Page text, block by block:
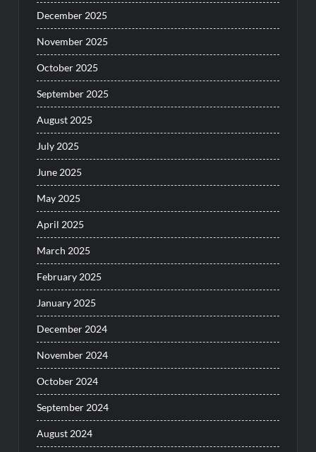
December 2025
November 2025
October 2025
September 2025
August 2025
July 2025
June 2025
May 2025
April 2025
March 2025
February 2025
January 2025
December 2024
November 2024
October 2024
September 2024
August 2024